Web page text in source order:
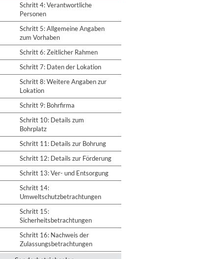
Schritt 4: Verantwortliche
Personen
Schritt 5: Allgemeine Angaben
zum Vorhaben
Schritt 6: Zeitlicher Rahmen
Schritt 7: Daten der Lokation
Schritt 8: Weitere Angaben zur
Lokation
Schritt 9: Bohrfirma
Schritt 10: Details zum
Bohrplatz
Schritt 11: Details zur Bohrung
Schritt 12: Details zur Förderung
Schritt 13: Ver- und Entsorgung
Schritt 14:
Umweltschutzbetrachtungen
Schritt 15:
Sicherheitsbetrachtungen
Schritt 16: Nachweis der
Zulassungsbetrachtungen